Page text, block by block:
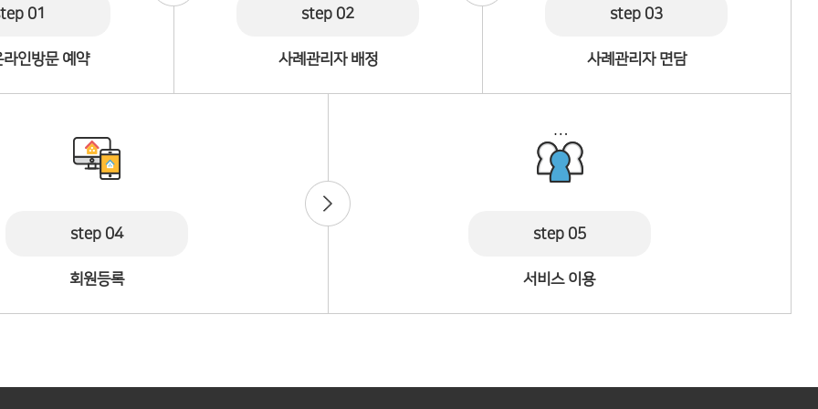
01
인방문 예약
step 02
사례관리자 배정
step 03
사례관리자 면담
step 04
회원등록
step 05
서비스 이용